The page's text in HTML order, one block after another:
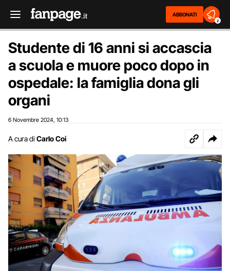
ABBONATI
2
Studente di 16 anni si accascia
a scuola e muore poco dopo in
ospedale: la famiglia dona gli
organi
6 Novembre 2024 10:13
A cura di Carlo Coi